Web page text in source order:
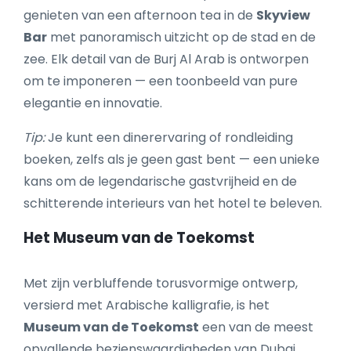
genieten van een afternoon tea in de Skyview
Bar met panoramisch uitzicht op de stad en de
zee. Elk detail van de Burj Al Arab is ontworpen
om te imponeren — een toonbeeld van pure
elegantie en innovatie.
Tip:Je kunt een dinerervaring of rondleiding
boeken, zelfs als je geen gast bent — een unieke
kans om de legendarische gastvrijheid en de
schitterende interieurs van het hotel te beleven.
Het Museum van de Toekomst
Met zijn verbluffende torusvormige ontwerp,
versierd met Arabische kalligrafie, is het
Museum van de Toekomst een van de meest